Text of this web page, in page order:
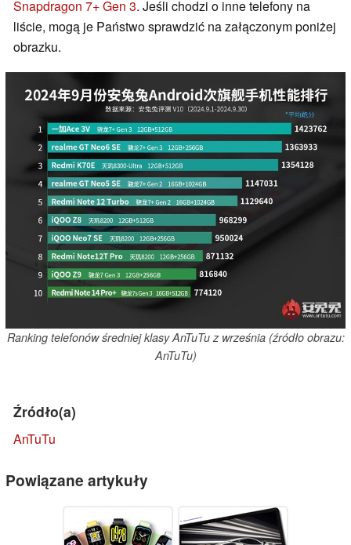
Snapdragon 7+ Gen 3. Jeśli chodzi o inne telefony na
liście, mogą je Państwo sprawdzić na załączonym poniżej
obrazku.
Ranking telefonów średniej klasy AnTuTu z września (źródło obrazu:
AnTuTu)
Źródło(a)
AnTuTu
Powiązane artykuły